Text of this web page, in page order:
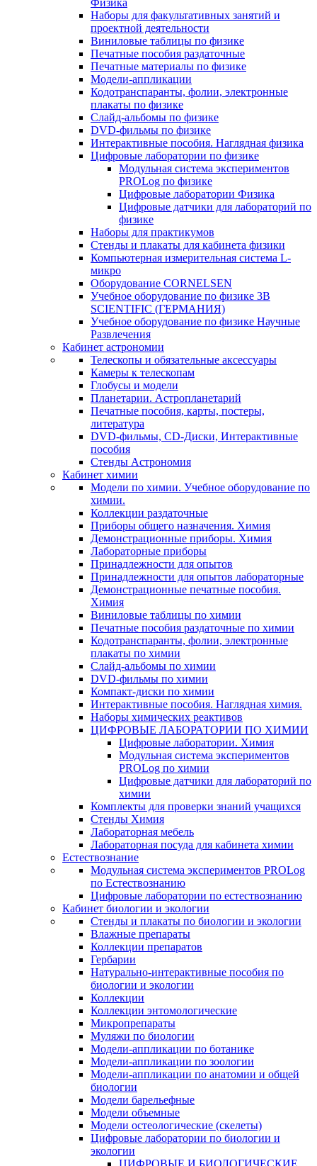
Физика
Наборы для факультативных занятий и
проектной деятельности
Виниловые таблицы по физике
Печатные пособия раздаточные
Печатные материалы по физике
Модели-аппликации
Кодотранспаранты, фолии, электронные
плакаты по физике
Слайд-альбомы по физике
DVD-фильмы по физике
Интерактивные пособия. Наглядная физика
Цифровые лаборатории по физике
Модульная система экспериментов
PROLog по физике
Цифровые лаборатории Физика
Цифровые датчики для лабораторий по
физике
Наборы для практикумов
Стенды и плакаты для кабинета физики
Компьютерная измерительная система L-
микро
Оборудование CORNELSEN
Учебное оборудование по физике 3B
SCIENTIFIC (ГЕРМАНИЯ)
Учебное оборудование по физике Научные
Развлечения
Кабинет астрономии
Телескопы и обязательные аксессуары
Камеры к телескопам
Глобусы и модели
Планетарии. Астропланетарий
Печатные пособия, карты, постеры,
литература
DVD-фильмы, CD-Диски, Интерактивные
пособия
Стенды Астрономия
Кабинет химии
Модели по химии. Учебное оборудование по
химии.
Коллекции раздаточные
Приборы общего назначения. Химия
Демонстрационные приборы. Химия
Лабораторные приборы
Принадлежности для опытов
Принадлежности для опытов лабораторные
Демонстрационные печатные пособия.
Химия
Виниловые таблицы по химии
Печатные пособия раздаточные по химии
Кодотранспаранты, фолии, электронные
плакаты по химии
Слайд-альбомы по химии
DVD-фильмы по химии
Компакт-диски по химии
Интерактивные пособия. Наглядная химия.
Наборы химических реактивов
ЦИФРОВЫЕ ЛАБОРАТОРИИ ПО ХИМИИ
Цифровые лаборатории. Химия
Модульная система экспериментов
PROLog по химии
Цифровые датчики для лабораторий по
химии
Комплекты для проверки знаний учащихся
Стенды Химия
Лабораторная мебель
Лабораторная посуда для кабинета химии
Естествознание
Модульная система экспериментов PROLog
по Естествознанию
Цифровые лаборатории по естествознанию
Кабинет биологии и экологии
Стенды и плакаты по биологии и экологии
Влажные препараты
Коллекции препаратов
Гербарии
Натурально-интерактивные пособия по
биологии и экологии
Коллекции
Коллекции энтомологические
Микропрепараты
Муляжи по биологии
Модели-аппликации по ботанике
Модели-аппликации по зоологии
Модели-аппликации по анатомии и общей
биологии
Модели барельефные
Модели объемные
Модели остеологические (скелеты)
Цифровые лаборатории по биологии и
экологии